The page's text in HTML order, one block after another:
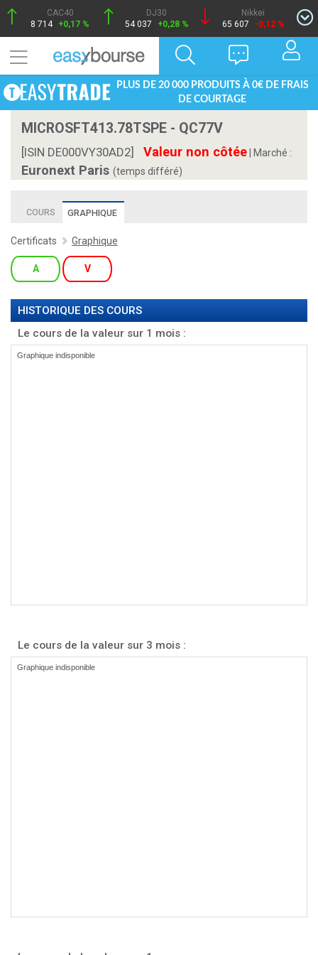
CAC40
8 714 +0,17 %
DJ30
54 037
+0,28 %
Nikkei
65 607
-0,12 %
PLUS DE 20 000 PRODUITS À 0€ DE FRAIS
DE COURTAGE
MICROSFT413.78TSPE - QC77V
[ISIN DE000VY30AD2] Valeur non côtée Marché :
Euronext Paris (temps différé)
COURS GRAPHIQUE
Certificats Graphique
A V
HISTORIQUE DES COURS
Le cours de la valeur sur 1 mois :
Le cours de la valeur sur 3 mois :